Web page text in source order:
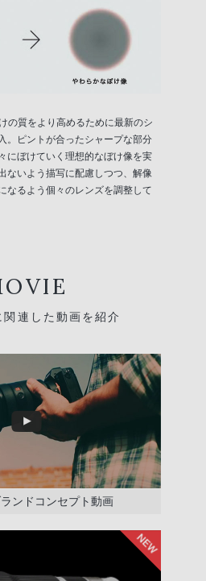
の質をより高めるために最新のシ
。ピントが合ったシャープな部分
にぼけていく理想的なぼけ像を実
ないよう描写に配慮しつつ、解像
なるよう個々のレンズを調整して
連した動画を紹介
ンドコンセプト動画